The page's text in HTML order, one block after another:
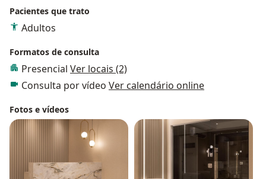
Pacientes que trato
Adultos
Formatos de consulta
Presencial Ver locais (2)
Consulta por vídeo Ver calendário online
Fotos e vídeos